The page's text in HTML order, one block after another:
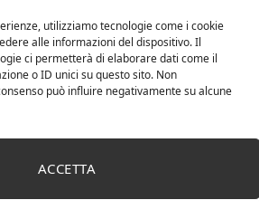
utilizziamo tecnologie come i cookie
alle informazioni del dispositivo. Il
ci permetterà di elaborare dati come il
o ID unici su questo sito. Non
può influire negativamente su alcune
ACCETTA
(box 6 x 0,75l) Mr. Vino Rosso